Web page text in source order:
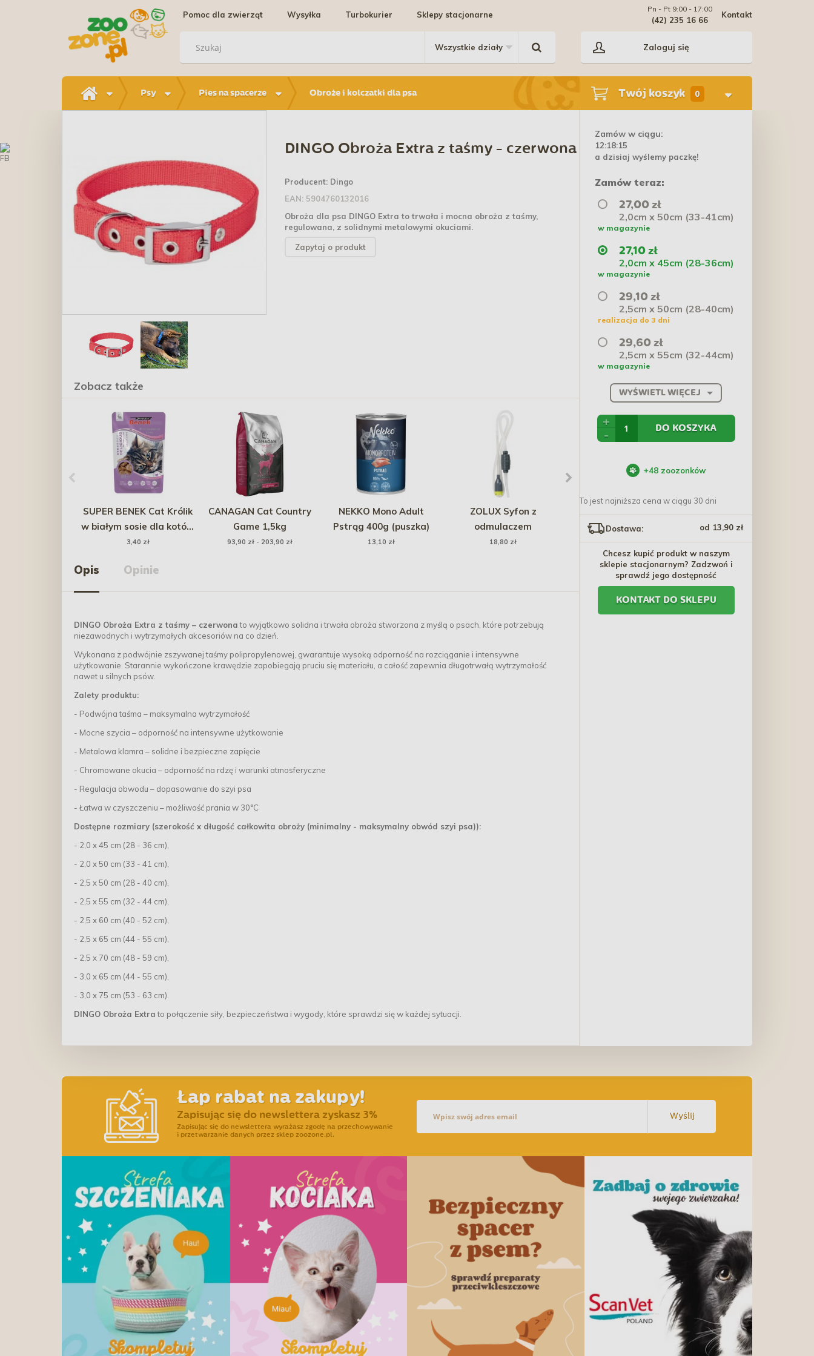
Pomoc dla zwierząt Wysyłka Turbokurier Sklepy stacjonarne Kontakt
Pn - Pt 9:00 - 17:00
(42) 235 16 66
Zaloguj się
Psy Pies na spacerze Obroże i kolczatki dla psa Twój koszyk 0
DINGO Obroża Extra z taśmy - czerwona
Producent: Dingo
EAN: 5904760132016
Obroża dla psa DINGO Extra to trwała i mocna obroża z taśmy,
regulowana, z solidnymi metalowymi okuciami.
Zapytaj o produkt
Zobacz także
SUPER BENEK Cat Królik
w białym sosie dla kotów
wybrednych 100g
3,40 zł
CANAGAN Cat Country
Game 1,5kg
93,90 zł - 203,90 zł
NEKKO Mono Adult
Pstrąg 400g (puszka)
13,10 zł
ZOLUX Syfon z
odmulaczem
18,80 zł
1,6 x 200 - 400 cm -
czarny
53,20 zł
Hypoallergenic Lamb and
Rice dla psów ras dużych
12kg PROMO
219,54 zł
Opis Opinie
DINGO Obroża Extra z taśmy – czerwonato wyjątkowo solidna i trwała obroża stworzona z myślą o psach, które potrzebują
niezawodnych i wytrzymałych akcesoriów na co dzień.
Wykonana z podwójnie zszywanej taśmy polipropylenowej, gwarantuje wysoką odporność na rozciąganie i intensywne
użytkowanie. Starannie wykończone krawędzie zapobiegają pruciu się materiału, a całość zapewnia długotrwałą wytrzymałość
nawet u silnych psów.
Zalety produktu:
- Podwójna taśma – maksymalna wytrzymałość
- Mocne szycia – odporność na intensywne użytkowanie
- Metalowa klamra – solidne i bezpieczne zapięcie
- Chromowane okucia – odporność na rdzę i warunki atmosferyczne
- Regulacja obwodu – dopasowanie do szyi psa
- Łatwa w czyszczeniu – możliwość prania w 30°C
Dostępne rozmiary (szerokość x długość całkowita obroży (minimalny - maksymalny obwód szyi psa)):
- 2,0 x 45 cm (28 - 36 cm),
- 2,0 x 50 cm (33 - 41 cm),
- 2,5 x 50 cm (28 - 40 cm),
- 2,5 x 55 cm (32 - 44 cm),
- 2,5 x 60 cm (40 - 52 cm),
- 2,5 x 65 cm (44 - 55 cm),
- 2,5 x 70 cm (48 - 59 cm),
- 3,0 x 65 cm (44 - 55 cm),
- 3,0 x 75 cm (53 - 63 cm).
DINGO Obroża Extrato połączenie siły, bezpieczeństwa i wygody, które sprawdzi się w każdej sytuacji.
Zamów w ciągu:
12:18:15
a dzisiaj wyślemy paczkę!
Zamów teraz:
27,00 zł
2,0cm x 50cm (33-41cm)
w magazynie
27,10 zł
2,0cm x 45cm (28-36cm)
w magazynie
29,10 zł
2,5cm x 50cm (28-40cm)
realizacja do 3 dni
29,60 zł
2,5cm x 55cm (32-44cm)
w magazynie
WYŚWIETL WIĘCEJ
+
-
DO KOSZYKA
+48 zoozonków
To jest najniższa cena w ciągu 30 dni
Dostawa: od 13,90 zł
Chcesz kupić produkt w naszym
sklepie stacjonarnym? Zadzwoń i
sprawdź jego dostępność
KONTAKT DO SKLEPU
Łap rabat na zakupy!
Zapisując się do newslettera zyskasz 3%
Zapisując się do newslettera wyrażasz zgodę na przechowywanie
i przetwarzanie danych przez sklep zoozone.pl.
Wyślij